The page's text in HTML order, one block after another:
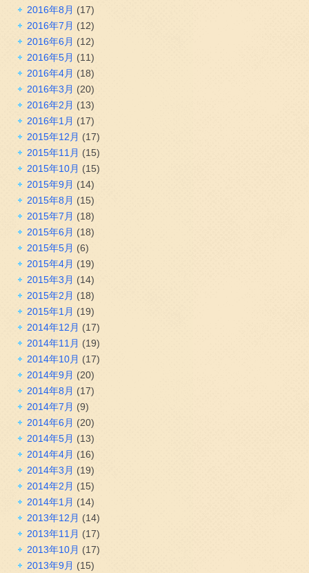
2016年8月 (17)
2016年7月 (12)
2016年6月 (12)
2016年5月 (11)
2016年4月 (18)
2016年3月 (20)
2016年2月 (13)
2016年1月 (17)
2015年12月 (17)
2015年11月 (15)
2015年10月 (15)
2015年9月 (14)
2015年8月 (15)
2015年7月 (18)
2015年6月 (18)
2015年5月 (6)
2015年4月 (19)
2015年3月 (14)
2015年2月 (18)
2015年1月 (19)
2014年12月 (17)
2014年11月 (19)
2014年10月 (17)
2014年9月 (20)
2014年8月 (17)
2014年7月 (9)
2014年6月 (20)
2014年5月 (13)
2014年4月 (16)
2014年3月 (19)
2014年2月 (15)
2014年1月 (14)
2013年12月 (14)
2013年11月 (17)
2013年10月 (17)
2013年9月 (15)